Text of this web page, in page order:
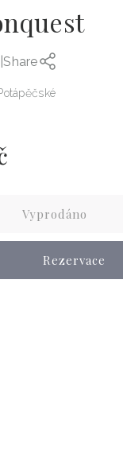
|Share
Vyprodáno
Rezervace